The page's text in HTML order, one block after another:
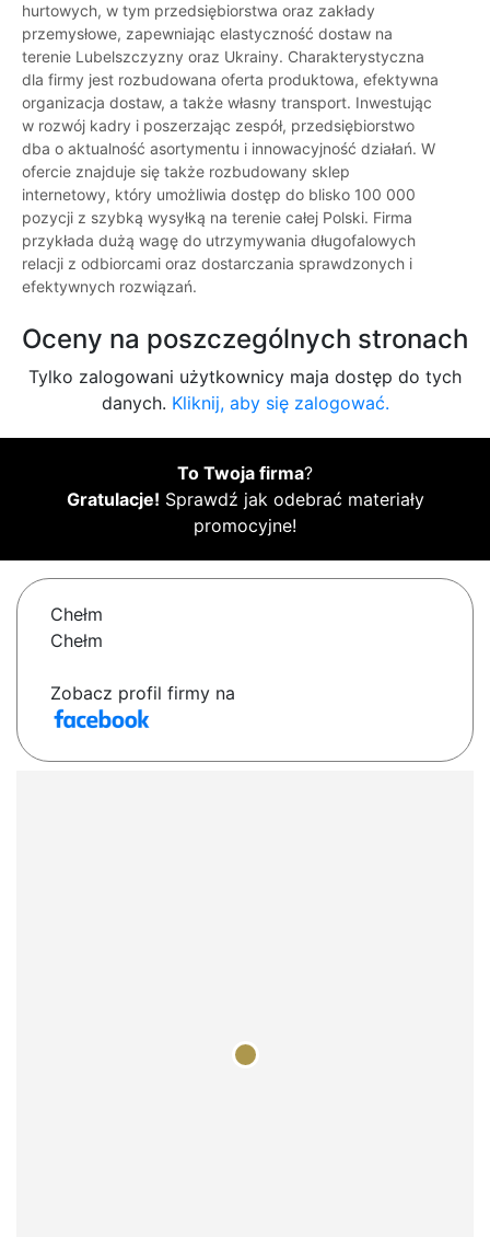
hurtowych, w tym przedsiębiorstwa oraz zakłady
przemysłowe, zapewniając elastyczność dostaw na
terenie Lubelszczyzny oraz Ukrainy. Charakterystyczna
dla firmy jest rozbudowana oferta produktowa, efektywna
organizacja dostaw, a także własny transport. Inwestując
w rozwój kadry i poszerzając zespół, przedsiębiorstwo
dba o aktualność asortymentu i innowacyjność działań. W
ofercie znajduje się także rozbudowany sklep
internetowy, który umożliwia dostęp do blisko 100 000
pozycji z szybką wysyłką na terenie całej Polski. Firma
przykłada dużą wagę do utrzymywania długofalowych
relacji z odbiorcami oraz dostarczania sprawdzonych i
efektywnych rozwiązań.
Oceny na poszczególnych stronach
Tylko zalogowani użytkownicy maja dostęp do tych
danych. Kliknij, aby się zalogować.
To Twoja firma?
Gratulacje! Sprawdź jak odebrać materiały
promocyjne!
Chełm
Chełm
Zobacz profil firmy na